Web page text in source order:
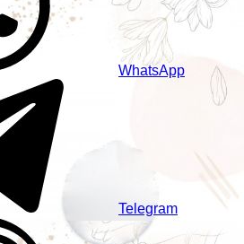
WhatsApp
Telegram